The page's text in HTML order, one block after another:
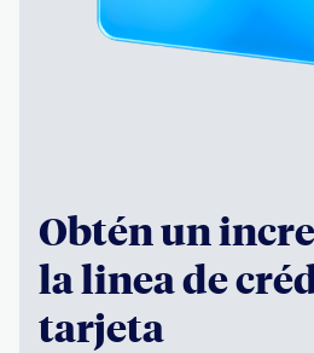
Obtén un
la linea de
tarjeta